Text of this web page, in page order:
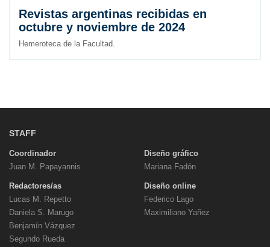
Revistas argentinas recibidas en
octubre y noviembre de 2024
Hemeroteca de la Facultad.
STAFF
Coordinador
Juan M. Papayannis
Redactores/as
Lucas M. Repetto
Daniela S. Marugo
Benjamín Vázquez
Segundo Rueda
Diseño gráfico
Mariana Fadón
Diseño online
Federico Lago
Maximiliano Yañez